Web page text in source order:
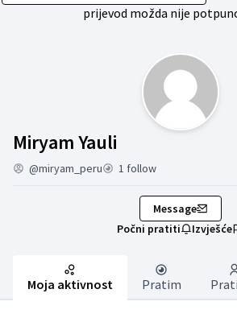
prijevod možda nije
Miryam Yauli
@miryam_peru 1 follow
Message
Počni pratiti
Izvješće
Moja aktivnost Pratim